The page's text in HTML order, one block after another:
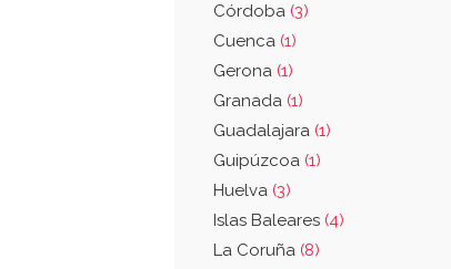
Córdoba (3)
Cuenca (1)
Gerona (1)
Granada (1)
Guadalajara (1)
Guipúzcoa (1)
Huelva (3)
Islas Baleares (4)
La Coruña (8)